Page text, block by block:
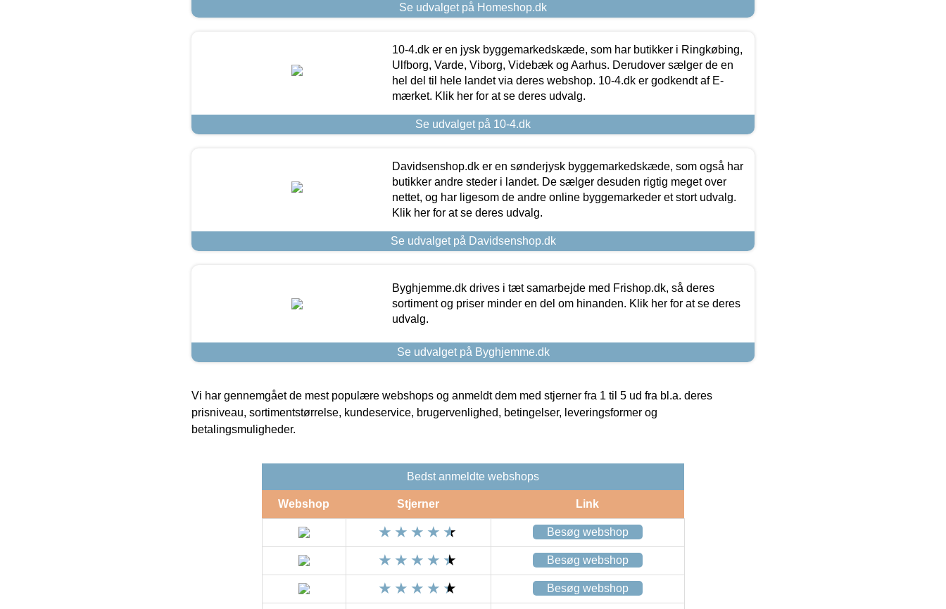
Se udvalget på Homeshop.dk
10-4.dk er en jysk byggemarkedskæde, som har butikker i Ringkøbing,
Ulfborg, Varde, Viborg, Videbæk og Aarhus. Derudover sælger de en
hel del til hele landet via deres webshop. 10-4.dk er godkendt af E-
mærket. Klik her for at se deres udvalg.
Se udvalget på 10-4.dk
Davidsenshop.dk er en sønderjysk byggemarkedskæde, som også har
butikker andre steder i landet. De sælger desuden rigtig meget over
nettet, og har ligesom de andre online byggemarkeder et stort udvalg.
Klik her for at se deres udvalg.
Se udvalget på Davidsenshop.dk
Byghjemme.dk drives i tæt samarbejde med Frishop.dk, så deres
sortiment og priser minder en del om hinanden. Klik her for at se deres
udvalg.
Se udvalget på Byghjemme.dk
Vi har gennemgået de mest populære webshops og anmeldt dem med stjerner fra 1 til 5 ud fra bl.a. deres
prisniveau, sortimentstørrelse, kundeservice, brugervenlighed, betingelser, leveringsformer og
betalingsmuligheder.
Bedst anmeldte webshops
Webshop Stjerner Link
Besøg webshop
Besøg webshop
Besøg webshop